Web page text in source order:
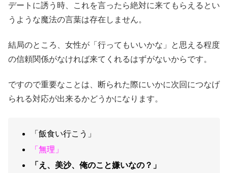
デートに誘う時、これを言ったら絶対に来てもらえるとい
うような魔法の言葉は存在しません。
結局のところ、女性が「行ってもいいかな」と思える程度
の信頼関係がなければ来てくれるはずがないからです。
ですので重要なことは、断られた際にいかに次回につなげ
られる対応が出来るかどうかになります。
「飯食い行こう」
「無理」
「え、美沙、俺のこと嫌いなの？」